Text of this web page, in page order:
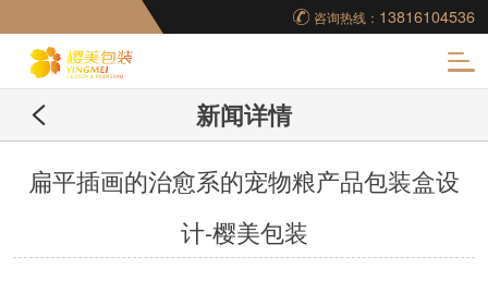
咨询热线： 13816104536
妆品包装盒工厂,高档
包装盒定制,创意包装
新闻详情
扁平插画的治愈系的宠物粮产品包装盒设
计-樱美包装